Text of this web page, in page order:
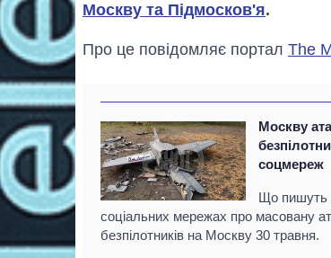
Москву та Підмосков'я.
Про це повідомляє портал The
Москву
соцмереж
Що пишуть
соціальних мережах про масовану
безпілотників на Москву 30 травня.